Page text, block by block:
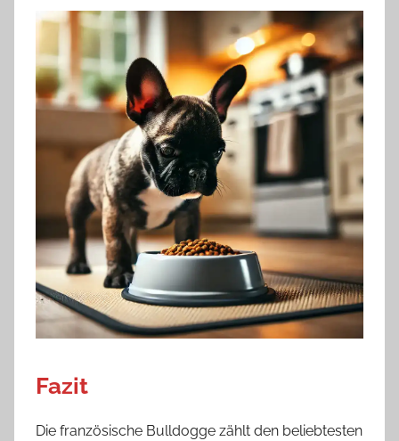
Fazit
Die französische Bulldogge zählt den beliebtesten